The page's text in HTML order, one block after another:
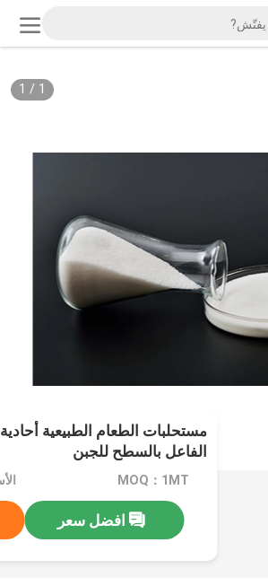
1
/
1
مستحلبات الطعام الطبيعية
الفاعل بالسطح للجبن
MOQ：1MT
افضل سعر